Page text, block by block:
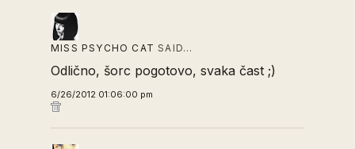
MISS PSYCHO CAT SAID…
Odlično, šorc pogotovo, svaka čast ;)
6/26/2012 01:06:00 pm